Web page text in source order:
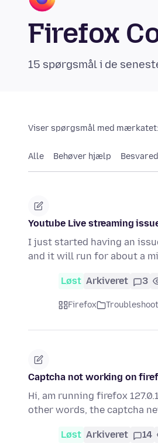
Firefox
15 spørgsmål i de
Viser spørgsmål med mærkatet:
Alle Behøver hjælp
Youtube Live streaming
I just started having an
and it will run for about a
Løst Arkiveret 3
Firefox
Captcha not working on
Hi, am running firefox
other words, the captcha
Løst Arkiveret 14